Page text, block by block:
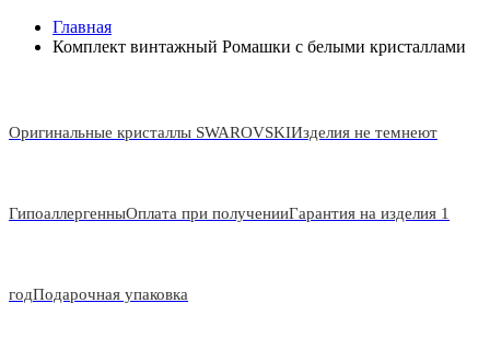
Главная
Комплект винтажный Ромашки с белыми кристаллами
Оригинальные кристаллы SWAROVSKIИзделия не темнеют
ГипоаллергенныОплата при полученииГарантия на изделия 1
годПодарочная упаковка